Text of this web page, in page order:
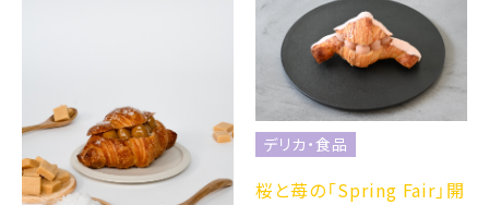
デリカ・食品
桜と苺の「Spring Fair」開